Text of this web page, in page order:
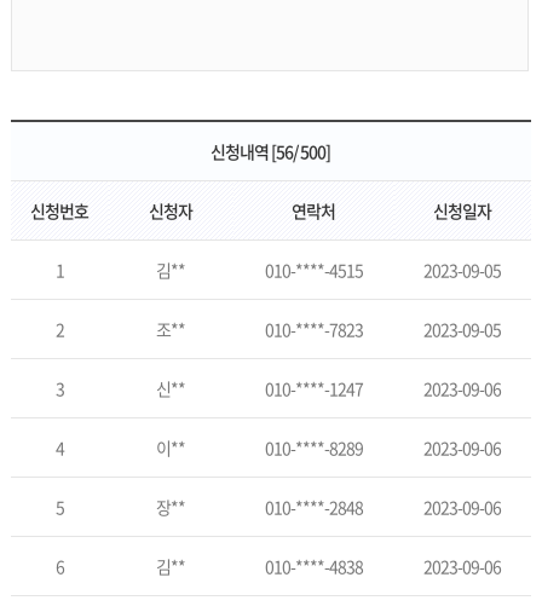
신청내역 [56/ 500]
신청번호 신청자 연락처 신청일자
1 김** 010-****-4515 2023-09-05
2 조** 010-****-7823 2023-09-05
3 신** 010-****-1247 2023-09-06
4 이** 010-****-8289 2023-09-06
5 장** 010-****-2848 2023-09-06
6 김** 010-****-4838 2023-09-06